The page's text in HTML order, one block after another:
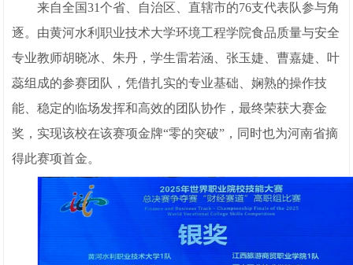
来自全国31个省、自治区、直辖市的76支代表队参与角
逐。由黄河水利职业技术大学环境工程学院食品质量与安全
专业教师胡晓冰、朱丹，学生雷若涵、张玉婕、曹嘉婕、叶
蕊组成的参赛团队，凭借扎实的专业基础、娴熟的操作技
能、稳定的临场发挥和高效的团队协作，最终荣获大赛金
奖，实现该校在该赛项金牌“零的突破”，同时也为河南省摘
得此赛项首金。